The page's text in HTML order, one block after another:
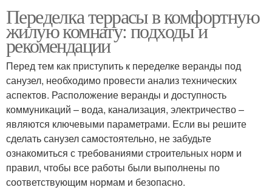
Переделка террасы в комфортную
жилую комнату: подходы и
рекомендации
Перед тем как приступить к переделке веранды под
санузел, необходимо провести анализ технических
аспектов. Расположение веранды и доступность
коммуникаций – вода, канализация, электричество –
являются ключевыми параметрами. Если вы решите
сделать санузел самостоятельно, не забудьте
ознакомиться с требованиями строительных норм и
правил, чтобы все работы были выполнены по
соответствующим нормам и безопасно.